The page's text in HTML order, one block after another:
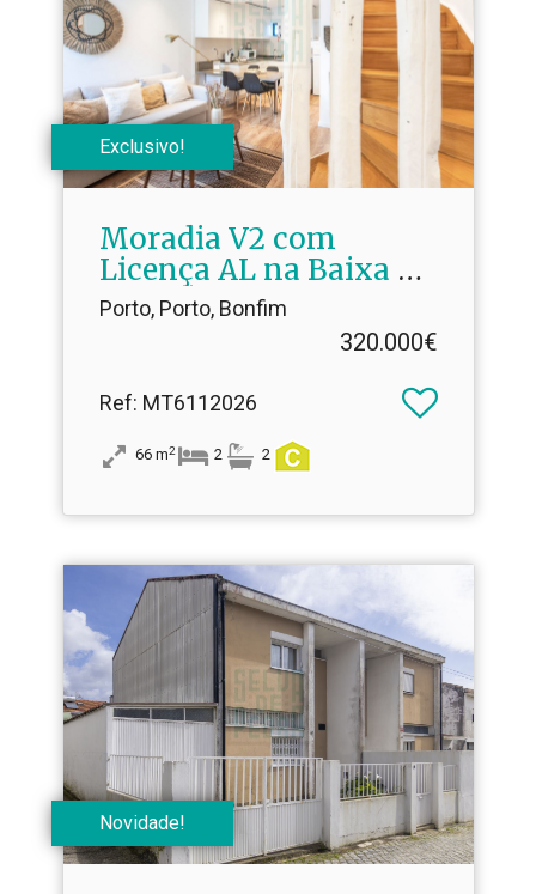
Exclusivo!
Moradia V2 com
Licença AL na Baixa do
Porto | Mobilada e em
Porto, Porto, Bonfim
320.000€
Ref: MT6112026
66 m2 2 2
Novidade!